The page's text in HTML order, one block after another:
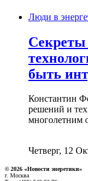
Люди в
Секреты
быть
Константин
решений и
многолетним
Четверг, 12
© 2026 «Новости энеретики»
г. Москва